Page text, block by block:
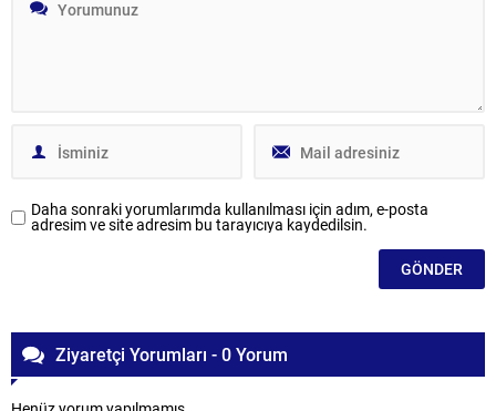
Daha sonraki yorumlarımda kullanılması için adım, e-posta
adresim ve site adresim bu tarayıcıya kaydedilsin.
Ziyaretçi Yorumları - 0 Yorum